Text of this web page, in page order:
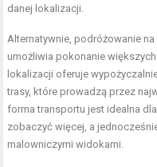
danej lokalizacji.
Alternatywnie, podróżowanie
umożliwia pokonanie
lokalizacji oferuje
trasy, które prowadzą przez
forma transportu jest idealna
zobaczyć więcej, a
malowniczymi widokami.